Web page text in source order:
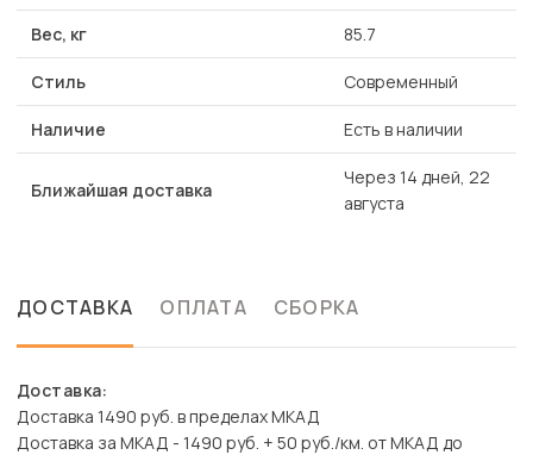
Вес, кг 85.7
Стиль Современный
Наличие Есть в наличии
Ближайшая доставка
Через 14 дней, 22
августа
ДОСТАВКА ОПЛАТА СБОРКА
Доставка:
Доставка 1490 руб. в пределах МКАД
Доставка за МКАД - 1490 руб. + 50 руб./км. от МКАД до